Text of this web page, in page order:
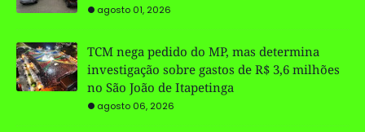
agosto 01, 2026
TCM nega pedido do MP, mas determina
investigação sobre gastos de R$ 3,6 milhões
no São João de Itapetinga
agosto 06, 2026